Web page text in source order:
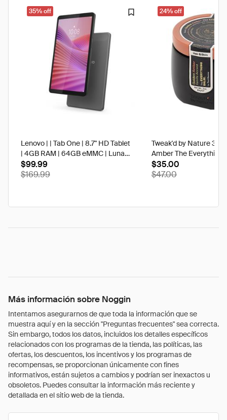
35% off
Lenovo | | Tab One | 8.7" HD Tablet
| 4GB RAM | 64GB eMMC | Luna
Grey | Best Buy
$99.99
$169.99
24% off
Tweak'd by Nature 3
Amber The Everything
$35.00
$47.00
Más información sobre Noggin
Intentamos asegurarnos de que toda la información que se
muestra aquí y en la sección "Preguntas frecuentes" sea correcta.
Sin embargo, todos los datos, incluidos los detalles específicos
relacionados con los programas de la tienda, las políticas, las
ofertas, los descuentos, los incentivos y los programas de
recompensas, se proporcionan únicamente con fines
informativos, están sujetos a cambios y podrían ser inexactos u
obsoletos. Puedes consultar la información más reciente y
detallada en el sitio web de la tienda.